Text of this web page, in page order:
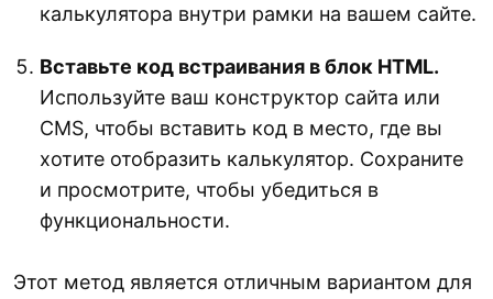
калькулятора внутри рамки на вашем сайте.
Вставьте код встраивания в блок HTML.
Используйте ваш конструктор сайта или
CMS, чтобы вставить код в место, где вы
хотите отобразить калькулятор. Сохраните
и просмотрите, чтобы убедиться в
функциональности.
Этот метод является отличным вариантом для